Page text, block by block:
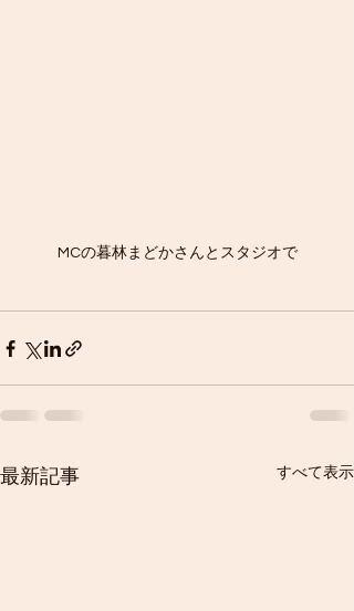
MCの暮林まどかさんとスタジオで
最新記事 すべて表示